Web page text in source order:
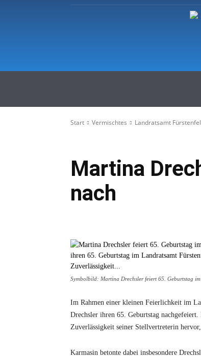
Start Vermischtes Landratsamt
Martina
nach
Symbolbild: Martina Drechsler feiert 65. Geburtstag
Im Rahmen einer kleinen Feierlichkeit im
Drechsler ihren 65. Geburtstag
Zuverlässigkeit seiner Stellvertreterin
Karmasin betonte dabei insbesondere